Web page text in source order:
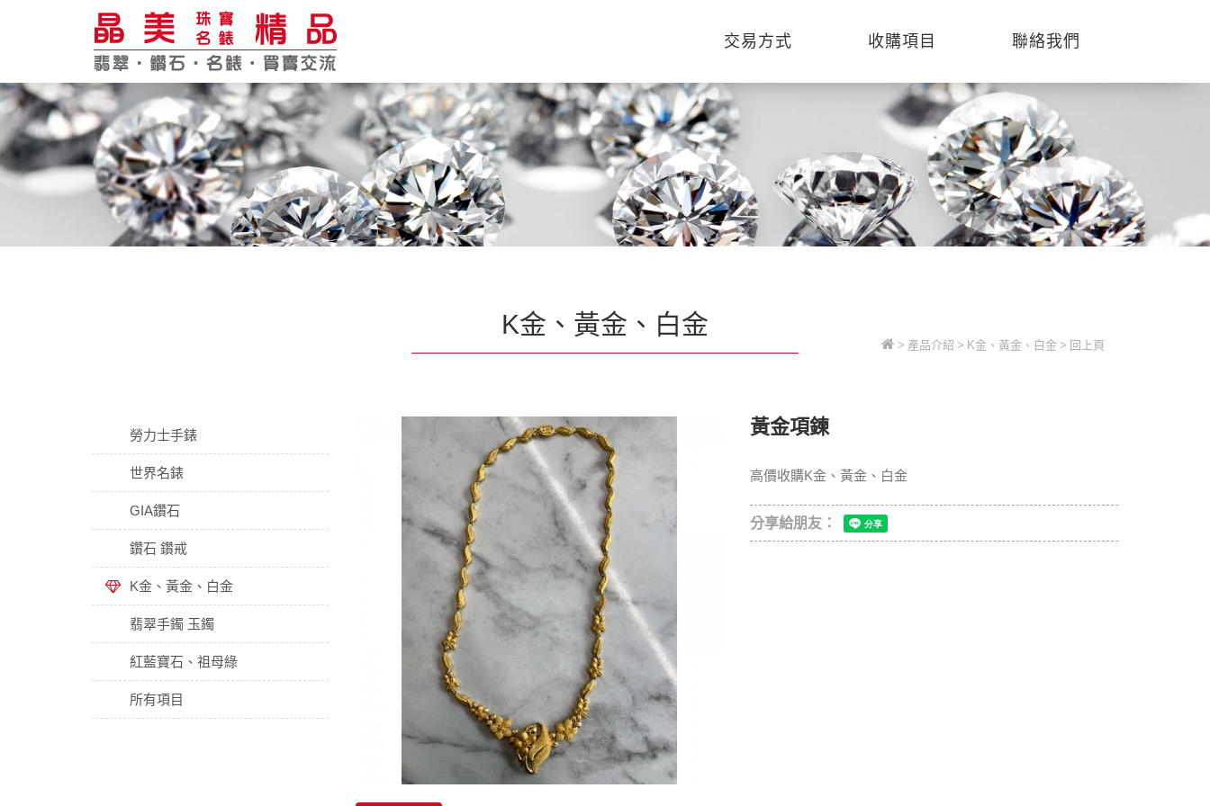
交易方式 收購項目 聯絡我們
K金、黃金、白金
> 產品介紹 > K金、黃金、白金 > 回上頁
勞力士手錶
世界名錶
GIA鑽石
鑽石 鑽戒
K金、黃金、白金
翡翠手鐲 玉鐲
紅藍寶石、祖母綠
所有項目
黃金項鍊
高價收購K金、黃金、白金
分享給朋友：